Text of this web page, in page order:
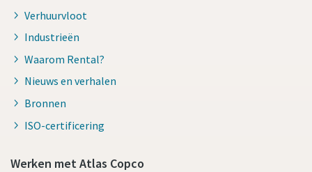
Verhuurvloot
Industrieën
Waarom Rental?
Nieuws en verhalen
Bronnen
ISO-certificering
Werken met Atlas Copco